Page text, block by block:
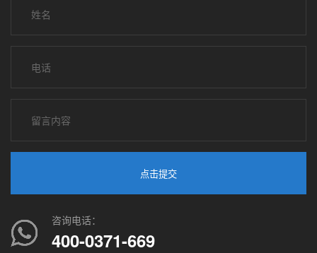
点击提交
咨询电话：
400-0371-669